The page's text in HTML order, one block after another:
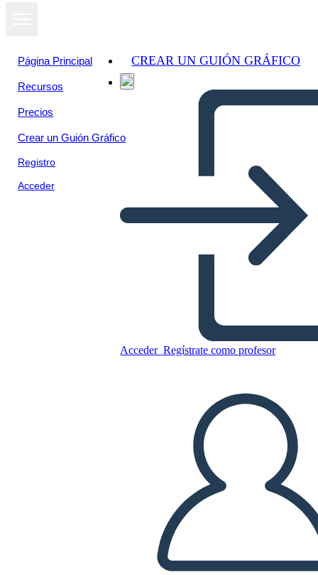
Página Principal
Recursos
Precios
Crear un Guión Gráfico
Registro
Acceder
CREAR UN GUIÓN GRÁFICO
Acceder Regístrate como profesor
Incarcerazione Americana
Seconda Guerra Mondiale:
Copie este guión gráfico
CREAR UN GUIÓN GRÁFICO
JUEGO DE DIAPOSITIVAS
LEERME
Ver como
presentación